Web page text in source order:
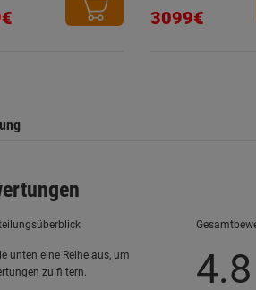
von
3099€